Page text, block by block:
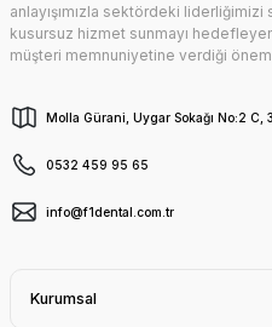
anlayışımızla sektördeki liderliğimizi
kusursuz hizmet sunmayı
müşteri memnuniyetine verdiği
Molla Gürani, Uygar Sokağı No:2 C,
0532 459 95 65
info@f1dental.com.tr
Kurumsal